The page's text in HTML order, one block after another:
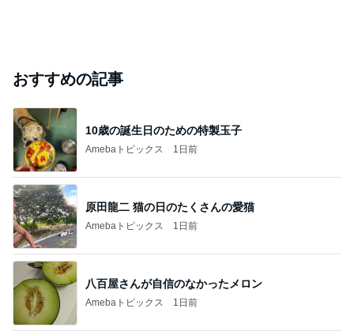
おすすめの記事
10歳の誕生日のための特製玉子
Amebaトピックス 1日前
原田龍二 猫の日のたくさんの愛猫
Amebaトピックス 1日前
八百屋さんが自信のなかったメロン
Amebaトピックス 1日前